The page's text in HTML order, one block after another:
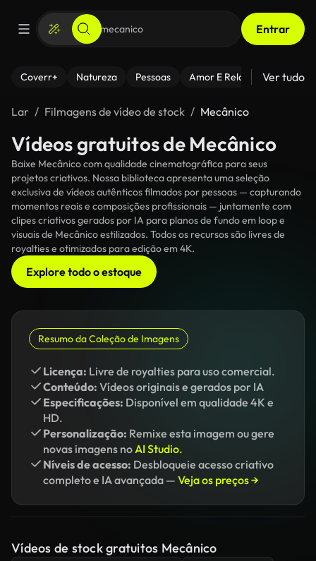
Entrar
Coverr+ Natureza Pessoas Amor E Relacionamentos
Ver tudo
Lar Filmagens de vídeo de stock Mecânico
Vídeos gratuitos de Mecânico
Baixe Mecânico com qualidade cinematográfica para seus
projetos criativos. Nossa biblioteca apresenta uma seleção
exclusiva de vídeos autênticos filmados por pessoas — capturando
momentos reais e composições profissionais — juntamente com
clipes criativos gerados por IA para planos de fundo em loop e
visuais de Mecânico estilizados. Todos os recursos são livres de
royalties e otimizados para edição em 4K.
Explore todo o estoque
Resumo da Coleção de Imagens
Licença: Livre de royalties para uso comercial.
Conteúdo: Vídeos originais e gerados por IA
Especificações: Disponível em qualidade 4K e
HD.
Personalização: Remixe esta imagem ou gere
novas imagens noAI Studio.
Níveis de acesso: Desbloqueie acesso criativo
completo e IA avançada — Veja os preços →
Vídeos de stock gratuitos Mecânico